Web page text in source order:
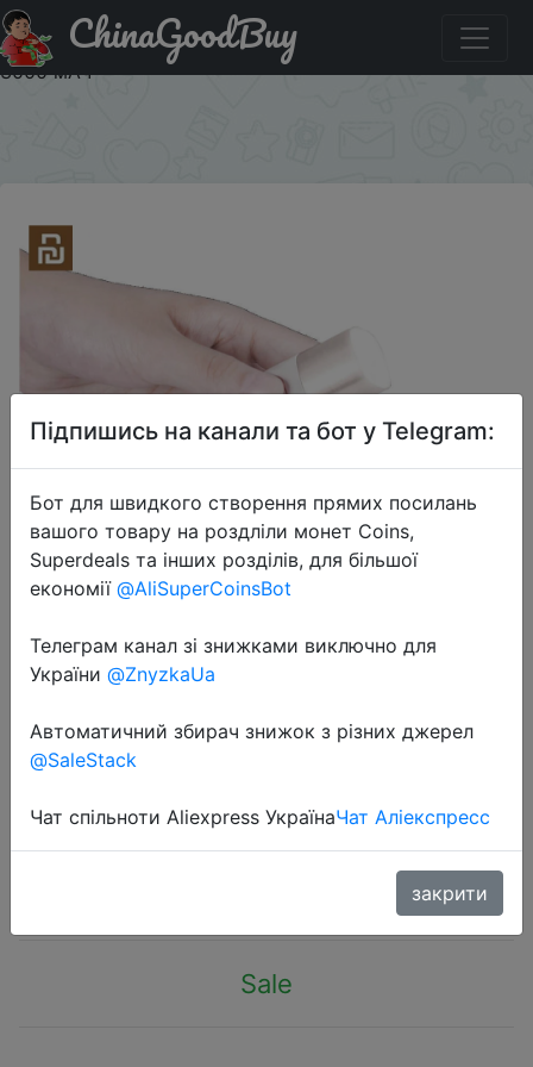
Купити на розпродажі Оригинальный светодиодный
фонарик SOLOVE X3 с зарядкой от USB и яркостью,
3000 мАч
ChinaGoodBuy
Оригинальный светодиодный
фонарик SOLOVE X3 с зарядкой от
Sale
Підпишись на канали та бот у Telegram:
Бот для швидкого створення прямих посилань
вашого товару на роздліли монет Coins,
Superdeals та інших розділів, для більшої
економії @AliSuperCoinsBot
Телеграм канал зі знижками виключно для
України @ZnyzkaUa
Автоматичний збирач знижок з різних джерел
@SaleStack
Чат спільноти Aliexpress УкраїнаЧат Аліекспресс
закрити